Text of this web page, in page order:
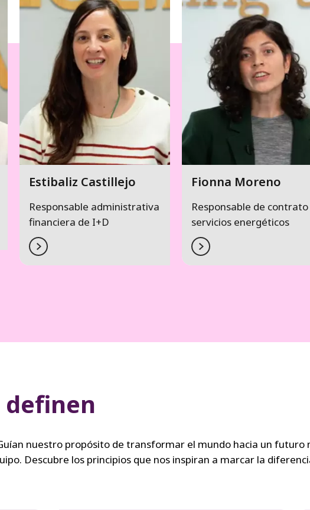
Estibaliz Castillejo
Responsable administrativa
financiera de I+D
Fionna Moreno
Responsable de contrato
servicios energéticos
definen
nuestro propósito de transformar el mundo hacia un
Descubre los principios que nos inspiran a marcar la